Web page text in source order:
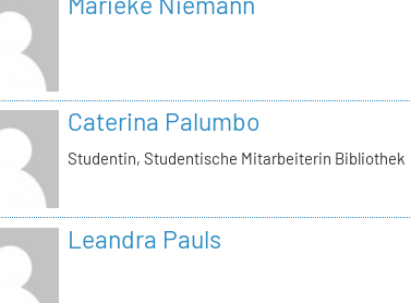
Caterina Palumbo
Studentin, Studentische Mitarbeiterin Bibliothek
Leandra Pauls